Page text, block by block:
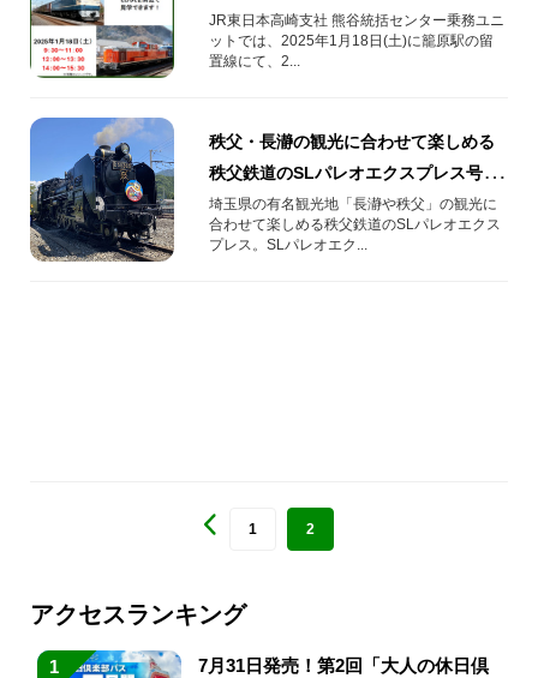
会を実施します！
JR東日本高崎支社 熊谷統括センター乗務ユニ
ットでは、2025年1月18日(土)に籠原駅の留
置線にて、2...
秩父・長瀞の観光に合わせて楽しめる
秩父鉄道のSLパレオエクスプレス号の
旅を紹介！
埼玉県の有名観光地「長瀞や秩父」の観光に
合わせて楽しめる秩父鉄道のSLパレオエクス
プレス。SLパレオエク...
1 2
アクセスランキング
1
7月31日発売！第2回「大人の休日倶